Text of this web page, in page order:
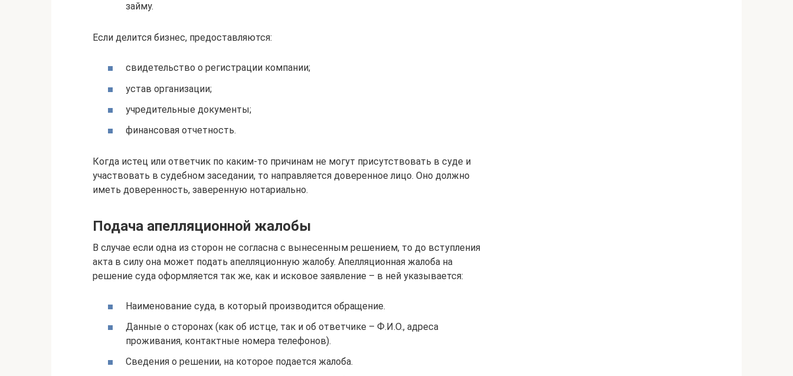
займу.
Если делится бизнес, предоставляются:
свидетельство о регистрации компании;
устав организации;
учредительные документы;
финансовая отчетность.
Когда истец или ответчик по каким-то причинам не могут присутствовать в суде и
участвовать в судебном заседании, то направляется доверенное лицо. Оно должно
иметь доверенность, заверенную нотариально.
Подача апелляционной жалобы
В случае если одна из сторон не согласна с вынесенным решением, то до вступления
акта в силу она может подать апелляционную жалобу. Апелляционная жалоба на
решение суда оформляется так же, как и исковое заявление – в ней указывается:
Наименование суда, в который производится обращение.
Данные о сторонах (как об истце, так и об ответчике – Ф.И.О., адреса
проживания, контактные номера телефонов).
Сведения о решении, на которое подается жалоба.